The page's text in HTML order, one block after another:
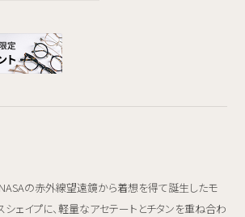
NASAの赤外線望遠鏡から着想を得て誕生したモ
シェイプに、軽量なアセテートとチタンを重ね合わ